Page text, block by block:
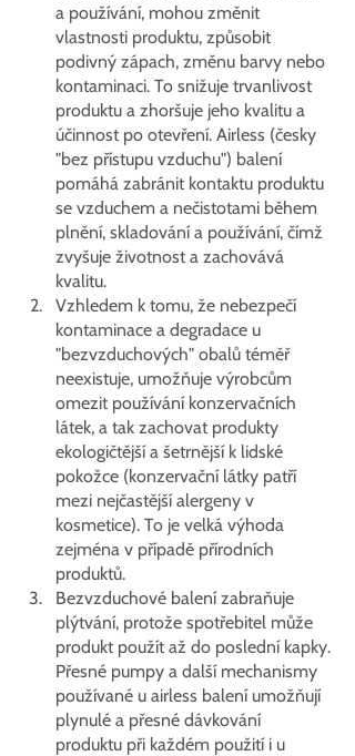
a používání, mohou změnit
vlastnosti produktu, způsobit
podivný zápach, změnu barvy nebo
kontaminaci. To snižuje trvanlivost
produktu a zhoršuje jeho kvalitu a
účinnost po otevření. Airless (česky
"bez přístupu vzduchu") balení
pomáhá zabránit kontaktu produktu
se vzduchem a nečistotami během
plnění, skladování a používání, čímž
zvyšuje životnost a zachovává
kvalitu.
Vzhledem k tomu, že nebezpečí
kontaminace a degradace u
"bezvzduchových" obalů téměř
neexistuje, umožňuje výrobcům
omezit používání konzervačních
látek, a tak zachovat produkty
ekologičtější a šetrnější k lidské
pokožce (konzervační látky patří
mezi nejčastější alergeny v
kosmetice). To je velká výhoda
zejména v případě přírodních
produktů.
Bezvzduchové balení zabraňuje
plýtvání, protože spotřebitel může
produkt použít až do poslední kapky.
Přesné pumpy a další mechanismy
používané u airless balení umožňují
plynulé a přesné dávkování
produktu při každém použití i u